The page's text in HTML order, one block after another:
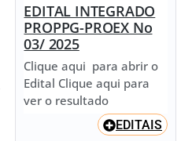
EDITAL INTEGRADO
PROPPG-PROEX No
03/ 2025
Clique aqui para abrir o
Edital Clique aqui para
ver o resultado
EDITAIS